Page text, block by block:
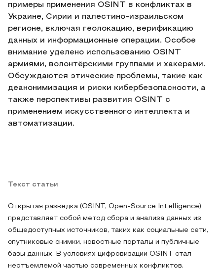
примеры применения OSINT в конфликтах в
Украине, Сирии и палестино-израильском
регионе, включая геолокацию, верификацию
данных и информационные операции. Особое
внимание уделено использованию OSINT
армиями, волонтёрскими группами и хакерами.
Обсуждаются этические проблемы, такие как
деанонимизация и риски кибербезопасности, а
также перспективы развития OSINT с
применением искусственного интеллекта и
автоматизации.
Текст статьи
Открытая разведка (OSINT, Open-Source Intelligence)
представляет собой метод сбора и анализа данных из
общедоступных источников, таких как социальные сети,
спутниковые снимки, новостные порталы и публичные
базы данных. В условиях цифровизации OSINT стал
неотъемлемой частью современных конфликтов,